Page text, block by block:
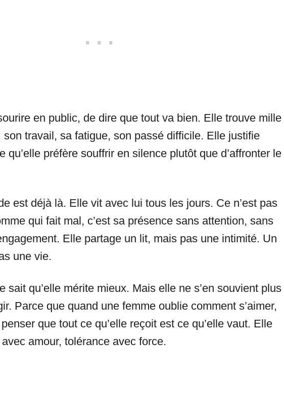
en public, de dire que tout va bien. Elle trouve mille
son travail, sa fatigue, son passé difficile. Elle justifie
qu’elle préfère souffrir en silence plutôt que d’affronter le
est déjà là. Elle vit avec lui tous les jours. Ce n’est pas
qui fait mal, c’est sa présence sans attention, sans
Elle partage un lit, mais pas une intimité. Un
une vie.
sait qu’elle mérite mieux. Mais elle ne s’en souvient plus
Parce que quand une femme oublie comment s’aimer,
que tout ce qu’elle reçoit est ce qu’elle vaut. Elle
amour, tolérance avec force.